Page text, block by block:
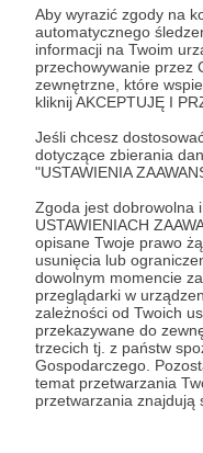
Aby wyrazić zgody na
automatycznego
informacji na Twoim
przechowywanie przez
zewnętrzne, które
kliknij AKCEPTUJĘ I
Jeśli chcesz
dotyczące zbierania
"USTAWIENIA
Zgoda jest dobrowolna
USTAWIENIACH
opisane Twoje prawo
usunięcia lub
dowolnym momencie
przeglądarki w
zależności od Twoich
przekazywane do
trzecich tj. z państw
Gospodarczego.
temat przetwarzania
przetwarzania znajdują
buddyjski
W historii
do
wspomnieć o
Trungpy. Gdy
nadużycia,
Czy
czy jednak
Przecież
Ośmioraką
cierpienia, a